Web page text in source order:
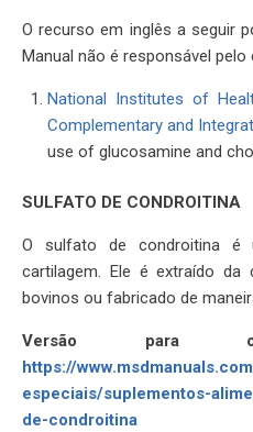
O recurso em inglês a seguir
Manual não é responsável
National Institutes of
Complementary and
use of glucosamine and
SULFATO DE CONDROITINA
O sulfato de condroitina é
cartilagem. Ele é extraído
bovinos ou fabricado de
Versão para
https://
especiais/suplementos-
de-condroitina